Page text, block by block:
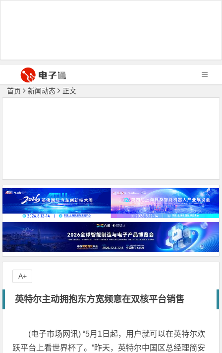
首页 新闻动态 正文
英特尔主动拥抱东方宽频意在双核平台销售
(电子市场网讯) “5月1日起，用户就可以在英特尔欢
跃平台上看世界杯了。”昨天，英特尔中国区总经理简安
A+